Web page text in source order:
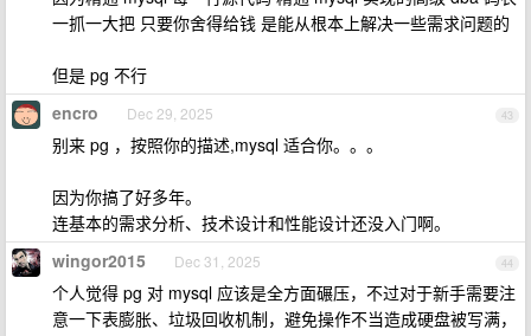
一抓一大把 只要你舍得给钱 是能从根本上解决一些需求问题的
但是 pg 不行
43
encro Dec 29, 2025
别来 pg ，按照你的描述,mysql 适合你。。。
因为你搞了好多年。
连基本的需求分析、技术设计和性能设计还没入门啊。
44
wingor2015 Dec 31, 2025
个人觉得 pg 对 mysql 应该是全方面碾压，不过对于新手需要注
意一下表膨胀、垃圾回收机制，避免操作不当造成硬盘被写满，